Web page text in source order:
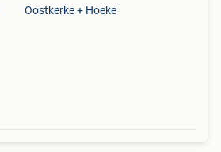
Oostkerke + Hoeke